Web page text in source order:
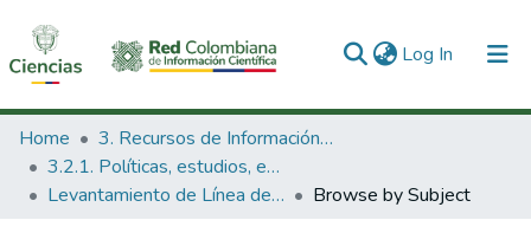
Log In (current)
Communities & Collections
All of DSpace
Home
3. Recursos de Información Científica y Tecnológica
3.2.1. Políticas, estudios, evaluaciones e indicadores de CTeI
Levantamiento de Línea de Bases
Browse by Subject